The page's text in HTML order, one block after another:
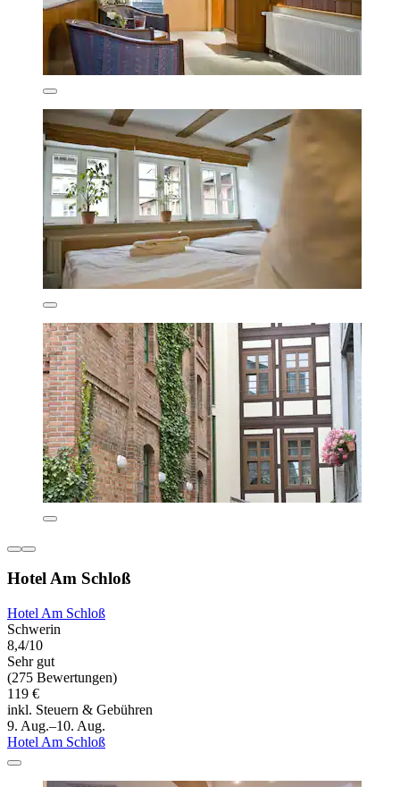
Hotel Am Schloß
Hotel Am Schloß
Schwerin
8,4/10
Sehr gut
(275 Bewertungen)
119 €
inkl. Steuern & Gebühren
9. Aug.–10. Aug.
Hotel Am Schloß